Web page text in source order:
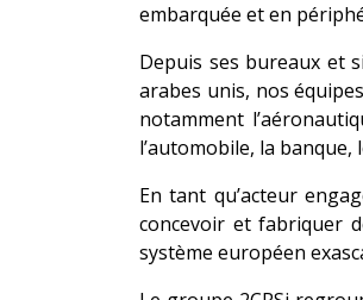
embarquée et en
Depuis ses bureaux et
arabes unis, nos
notamment
l’automobile, la
En tant qu’acteur
concevoir et fabriquer
système européen